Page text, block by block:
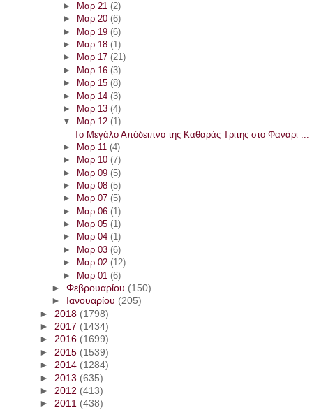
►
Μαρ 21 (2)
►
Μαρ 20 (6)
► Μαρ 19 (6)
►
Μαρ 18 (1)
►
Μαρ 17 (21)
►
Μαρ 16 (3)
►
Μαρ 15 (8)
► Μαρ 14 (3)
►
Μαρ 13 (4)
▼
Μαρ 12 (1)
Το Μεγάλο Απόδειπνο της Καθαράς Τρίτης στο Φανάρι ...
►
Μαρ 11 (4)
►
Μαρ 10 (7)
► Μαρ 09 (5)
►
Μαρ 08 (5)
►
Μαρ 07 (5)
►
Μαρ 06 (1)
►
Μαρ 05 (1)
►
Μαρ 04 (1)
►
Μαρ 03 (6)
►
Μαρ 02 (12)
► Μαρ 01 (6)
► Φεβρουαρίου (150)
►
Ιανουαρίου (205)
► 2018 (1798)
►2017 (1434)
►2016 (1699)
► 2015 (1539)
►2014 (1284)
► 2013 (635)
►2012 (413)
►2011 (438)